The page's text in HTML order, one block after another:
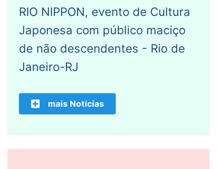
RIO NIPPON, evento de Cultura
Japonesa com público maciço
de não descendentes - Rio de
Janeiro-RJ
mais Notícias